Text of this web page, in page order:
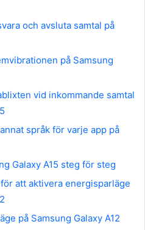
och avsluta samtal på
på Samsung
vid inkommande samtal
språk för varje app på
Galaxy A15 steg för steg
att aktivera energisparläge
på Samsung Galaxy A12